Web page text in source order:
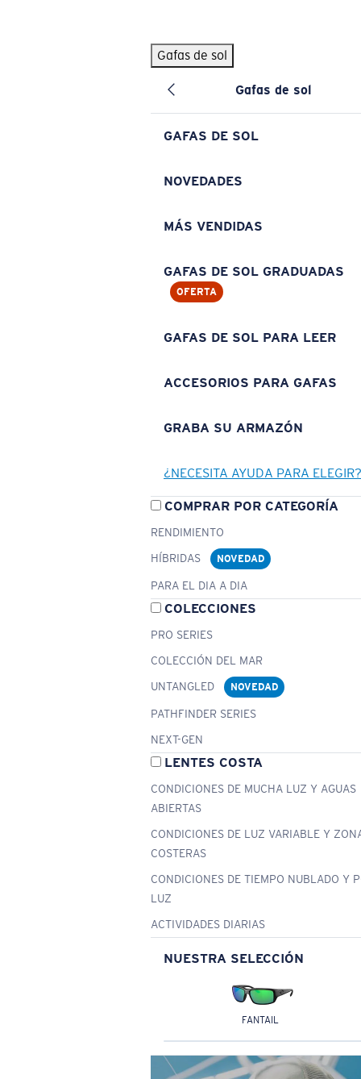
Gafas de sol
Gafas de sol
GAFAS DE SOL
NOVEDADES
MÁS VENDIDAS
GAFAS DE SOL GRADUADAS
OFERTA
GAFAS DE SOL PARA LEER
ACCESORIOS PARA GAFAS
GRABA SU ARMAZÓN
¿NECESITA AYUDA PARA ELEGIR?
COMPRAR POR CATEGORÍA
RENDIMIENTO
HÍBRIDAS
NOVEDAD
PARA EL DIA A DIA
COLECCIONES
PRO SERIES
COLECCIÓN DEL MAR
UNTANGLED
NOVEDAD
PATHFINDER SERIES
NEXT-GEN
LENTES COSTA
CONDICIONES DE MUCHA LUZ Y AGUAS
ABIERTAS
CONDICIONES DE LUZ VARIABLE Y
COSTERAS
CONDICIONES DE TIEMPO NUBLADO Y
LUZ
ACTIVIDADES DIARIAS
NUESTRA SELECCIÓN
FANTAIL
BÚSQUEDAS POPULARES
Pilothouse PRO Limited Edition Pack Exclusivo
Gafas de sol personalizadas
Los más vendidos de gafas de sol